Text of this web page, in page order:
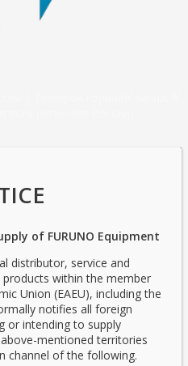
of FURUNO Equipment
distributor, service and
within the member
Union (EAEU), including the
notifies all foreign
or intending to supply
mentioned territories
channel of the following.